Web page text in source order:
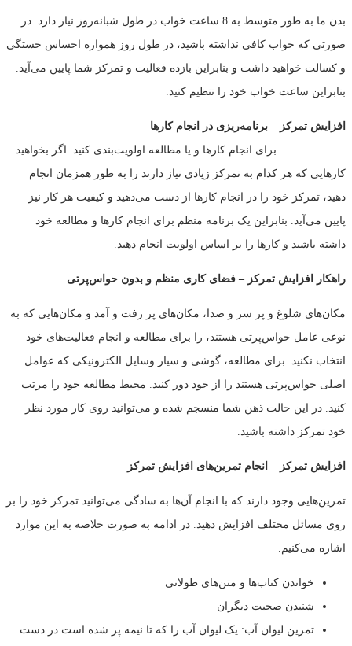
بدن ما به طور متوسط به 8 ساعت خواب در طول شبانه‌روز نیاز دارد. در
صورتی که خواب کافی نداشته باشید، در طول روز همواره احساس خستگی
و کسالت خواهید داشت و بنابراین بازده فعالیت و تمرکز شما پایین می‌آید.
بنابراین ساعت خواب خود را تنظیم کنید.
افزایش تمرکز – برنامه‌ریزی در انجام کارها
برای انجام کارها و یا مطالعه اولویت‌بندی کنید. اگر بخواهید
کارهایی که هر کدام به تمرکز زیادی نیاز دارند را به طور همزمان انجام
دهید، تمرکز خود را در انجام کارها از دست می‌دهید و کیفیت هر کار نیز
پایین می‌آید. بنابراین یک برنامه منظم برای انجام کارها و مطالعه خود
داشته باشید و کارها را بر اساس اولویت انجام دهید.
راهکار افزایش تمرکز – فضای کاری منظم و بدون حواس‌پرتی
مکان‌های شلوغ و پر سر و صدا، مکان‌های پر رفت‌ و آمد و مکان‌هایی که به
نوعی عامل حواس‌پرتی هستند، را برای مطالعه و انجام فعالیت‌های خود
انتخاب نکنید. برای مطالعه، گوشی و سیار وسایل الکترونیکی که عوامل
اصلی حواس‌پرتی هستند را از خود دور کنید. محیط مطالعه خود را مرتب
کنید. در این حالت ذهن شما منسجم شده و می‌توانید روی کار مورد نظر
خود تمرکز داشته باشید.
افزایش تمرکز – انجام تمرین‌های افزایش تمرکز
تمرین‌هایی وجود دارند که با انجام آن‌ها به سادگی می‌توانید تمرکز خود را بر
روی مسائل مختلف افزایش دهید. در ادامه به صورت خلاصه به این موارد
اشاره می‌کنیم.
خواندن کتاب‌ها و متن‌های طولانی
شنیدن صحبت دیگران
تمرین لیوان آب: یک لیوان آب را که تا نیمه پر شده است در دست